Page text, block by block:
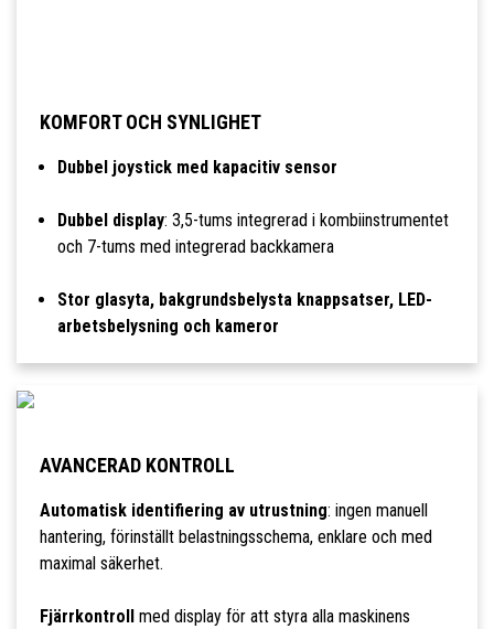
KOMFORT OCH SYNLIGHET
Dubbel joystick med kapacitiv sensor
Dubbel display: 3,5-tums integrerad i kombiinstrumentet
och 7-tums med integrerad backkamera
Stor glasyta, bakgrundsbelysta knappsatser, LED-
arbetsbelysning och kameror
AVANCERAD KONTROLL
Automatisk identifiering av utrustning: ingen manuell
hantering, förinställt belastningsschema, enklare och med
maximal säkerhet.
Fjärrkontroll
med display för att styra alla maskinens